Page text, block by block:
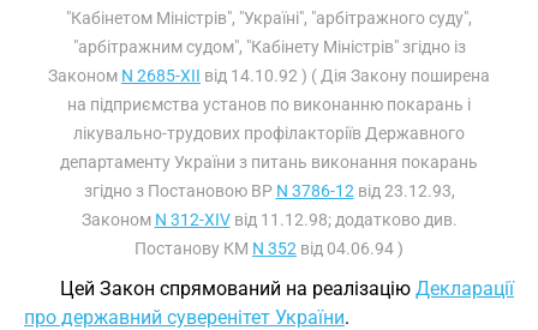
"Кабінетом Міністрів", "Україні", "арбітражного суду",
"арбітражним судом", "Кабінету Міністрів" згідно із
Законом N 2685-XII від 14.10.92 ) ( Дія Закону поширена
на підприємства установ по виконанню покарань і
лікувально-трудових профілакторіїв Державного
департаменту України з питань виконання покарань
згідно з Постановою ВР N 3786-12 від 23.12.93,
Законом N 312-XIVвід 11.12.98; додатково див.
Постанову КМ N 352 від 04.06.94 )
Цей Закон спрямований на реалізацію Декларації
про державний суверенітет України.